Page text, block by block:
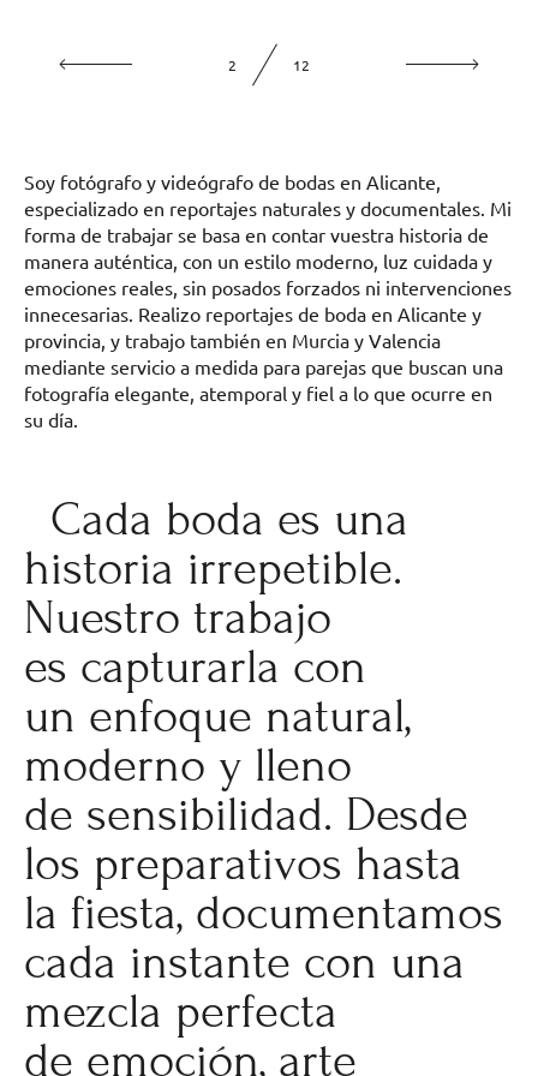
2 12
Soy fotógrafo y videógrafo de bodas en Alicante,
especializado en reportajes naturales y documentales. Mi
forma de trabajar se basa en contar vuestra historia de
manera auténtica, con un estilo moderno, luz cuidada y
emociones reales, sin posados forzados ni intervenciones
innecesarias. Realizo reportajes de boda en Alicante y
provincia, y trabajo también en Murcia y Valencia
mediante servicio a medida para parejas que buscan una
fotografía elegante, atemporal y fiel a lo que ocurre en
su día.
Cada boda es una
historia irrepetible.
Nuestro trabajo
es capturarla con
un enfoque natural,
moderno y lleno
de sensibilidad. Desde
los preparativos hasta
la fiesta, documentamos
cada instante con una
mezcla perfecta
de emoción, arte